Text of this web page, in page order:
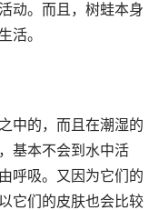
动。而且，树蛙本身
活。
中的，而且在潮湿的
基本不会到水中活
呼吸。又因为它们的
它们的皮肤也会比较